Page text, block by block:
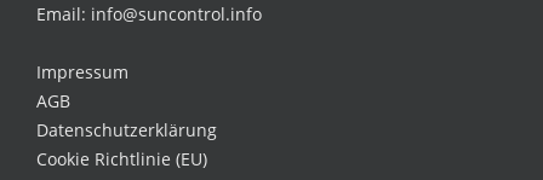
Email: info@suncontrol.info
Impressum
AGB
Datenschutzerklärung
Cookie Richtlinie (EU)